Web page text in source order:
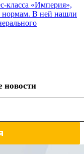
класса «Империя»,
нормам. В ней нашли
новости